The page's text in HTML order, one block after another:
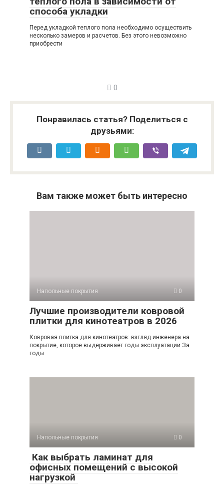
способа укладки
Перед укладкой теплого пола необходимо осуществить
несколько замеров и расчетов. Без этого невозможно
приобрести
0
Понравилась статья? Поделиться с
друзьями:
Вам также может быть интересно
Напольные покрытия 0
Лучшие производители ковровой
плитки для кинотеатров в 2026
Ковровая плитка для кинотеатров: взгляд инженера на
покрытие, которое выдерживает годы эксплуатации За
годы
Напольные покрытия 0
Как выбрать ламинат для
офисных помещений с высокой
нагрузкой